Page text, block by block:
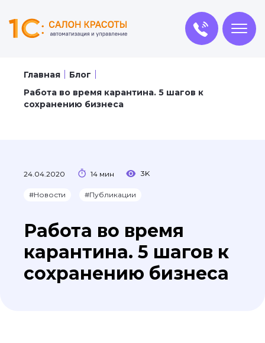
Главная
Блог
Работа во время карантина. 5 шагов к
сохранению бизнеса
24.04.2020 14 мин 3K
#Новости #Публикации
Работа во время
карантина. 5 шагов к
сохранению бизнеса